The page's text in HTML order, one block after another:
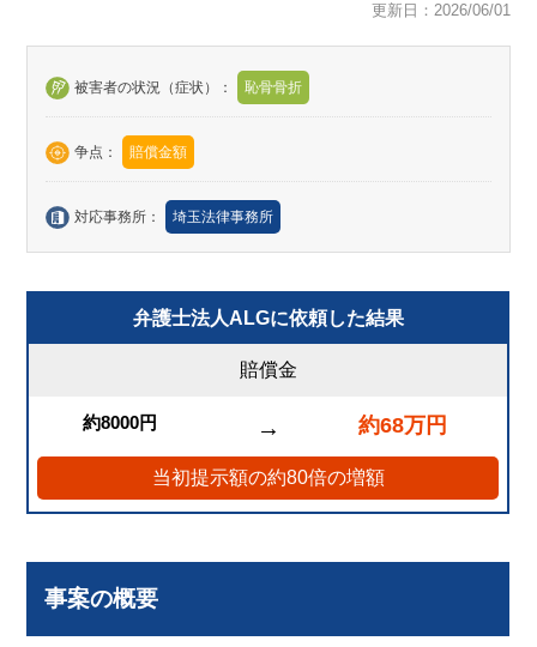
更新日：2026/06/01
被害者の状況（症状）： 恥骨骨折
争点： 賠償金額
対応事務所： 埼玉法律事務所
弁護士法人ALGに依頼した結果
賠償金
約8000円 → 約68万円
当初提示額の約80倍の増額
事案の概要